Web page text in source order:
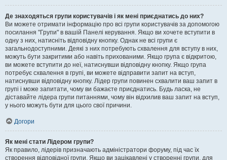
Де знаходяться групи користувачів і як мені приєднатись до них?
Ви можете отримати інформацію про всі групи користувачів за допомогою
посилання "Групи" в вашій Панелі керування. Якщо ви хочете вступити в
одну з них, натисніть відповідну кнопку. Однак не всі групи є
загальнодоступними. Деякі з них потребують схвалення для вступу в них,
можуть бути закритими або навіть прихованими. Якщо група є відкритою,
ви можете вступити до неї, натиснувши відповідну кнопку. Якщо група
потребує схвалення в групі, ви можете відправити запит на вступ,
натиснувши відповідну кнопку. Лідер групи повинен схвалити ваш запит в
групі і може запитати, чому ви бажаєте приєднатись. Будь ласка, не
діставайте лідера групи питаннями, чому він відхилив ваш запит на вступ,
у нього можуть бути для цього свої причини.
Догори
Як мені стати Лідером групи?
Як правило, лідерів призначають адміністратори форуму, під час їх
створення відповідної групи. Якщо ви зацікавлені у створенні групи, для